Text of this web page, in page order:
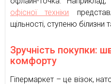
офісної техніки
щільності, ступеню білизни
Зручність покупки:
комфорту
Гіпермаркет – це візок,